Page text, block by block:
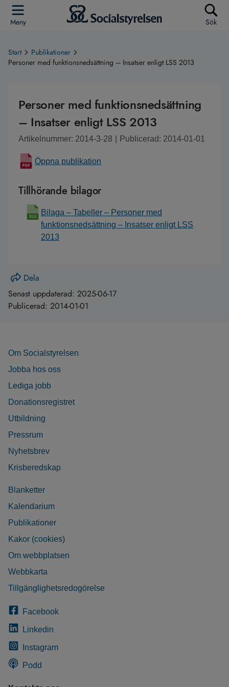
Meny Sök
Start
Publikationer
Personer med funktionsnedsättning – Insatser enligt LSS 2013
Personer med funktionsnedsättning
– Insatser enligt LSS 2013
Artikelnummer: 2014-3-28 Publicerad: 2014-01-01
Öppna publikation
Tillhörande bilagor
Bilaga – Tabeller – Personer med
funktionsnedsättning – Insatser enligt LSS
2013
Dela
Senast uppdaterad: 2025-06-17
Publicerad: 2014-01-01
Om Socialstyrelsen
Jobba hos oss
Lediga jobb
Donationsregistret
Utbildning
Pressrum
Nyhetsbrev
Krisberedskap
Blanketter
Kalendarium
Publikationer
Kakor (cookies)
Om webbplatsen
Webbkarta
Tillgänglighetsredogörelse
Facebook
Linkedin
Instagram
Podd